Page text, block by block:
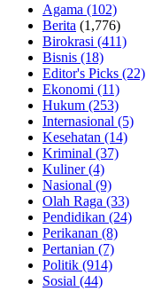
Agama (102)
Berita (1,776)
Birokrasi (411)
Bisnis (18)
Editor's Picks (22)
Ekonomi (11)
Hukum (253)
Internasional (5)
Kesehatan (14)
Kriminal (37)
Kuliner(4)
Nasional (9)
Olah Raga (33)
Pendidikan (24)
Perikanan (8)
Pertanian (7)
Politik (914)
Sosial (44)